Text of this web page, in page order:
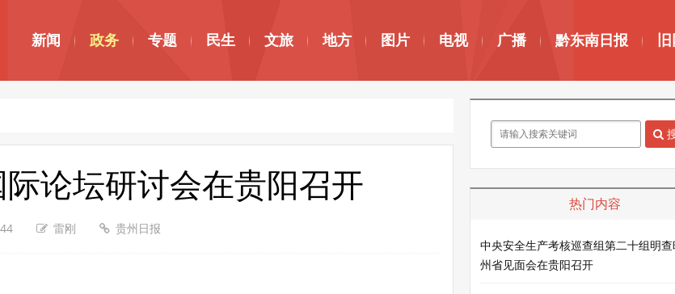
新闻 政务 专题 民生 文旅 地方 图片 电视 广播 黔东南日报
论坛研讨会在贵阳召开
雷刚 贵州日报
热门内容
中央安全生产考核巡查组第二十组明
州省见面会在贵阳召开